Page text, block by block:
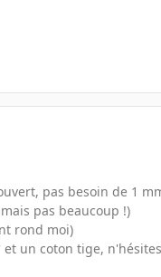
pas besoin de 1
pas beaucoup !)
rond moi)
un coton tige,